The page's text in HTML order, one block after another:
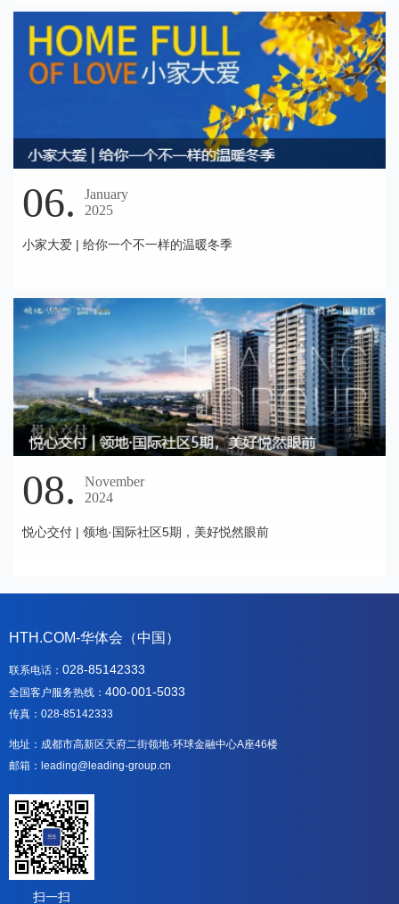
06.
January
2025
小家大爱 | 给你一个不一样的温暖冬季
08.
November
2024
悦心交付 | 领地·国际社区5期，美好悦然眼前
HTH.COM-华体会（中国）
联系电话： 028-85142333
全国客户服务热线： 400-001-5033
传真：028-85142333
地址：成都市高新区天府二街领地·环球金融中心A座46楼
邮箱：leading@leading-group.cn
扫一扫